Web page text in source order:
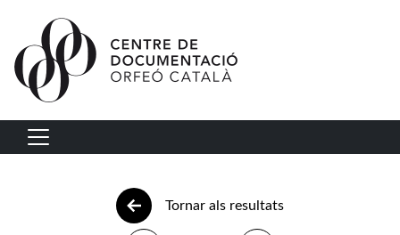
Vés al contingut
Navegació principal
Tornar als resultats